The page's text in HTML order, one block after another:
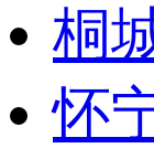
桐
怀